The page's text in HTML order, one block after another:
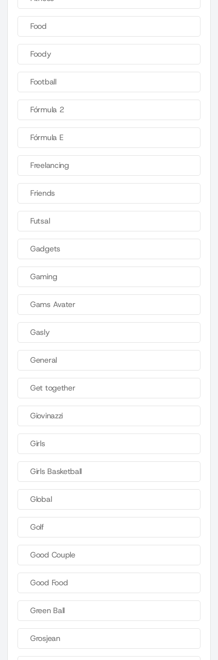
Food
Foody
Football
Fórmula 2
Fórmula E
Freelancing
Friends
Futsal
Gadgets
Gaming
Gams Avater
Gasly
General
Get together
Giovinazzi
Girls
Girls Basketball
Global
Golf
Good Couple
Good Food
Green Ball
Grosjean